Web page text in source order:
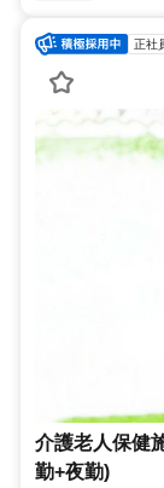
正社
介護老人保健
勤+夜勤)